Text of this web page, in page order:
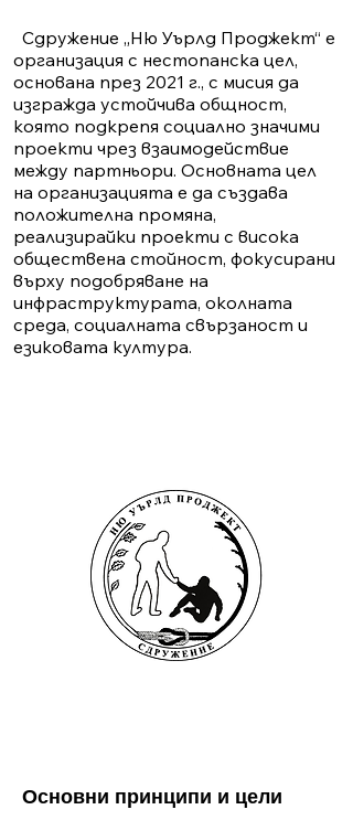
Сдружение „Ню Уърлд Проджект“ е
организация с нестопанска цел,
основана през 2021 г., с мисия да
изгражда устойчива общност,
която подкрепя социално значими
проекти чрез взаимодействие
между партньори. Основната цел
на организацията е да създава
положителна промяна,
реализирайки проекти с висока
обществена стойност, фокусирани
върху подобряване на
инфраструктурата, околната
среда, социалната свързаност и
езиковата култура.
Основни принципи и цели